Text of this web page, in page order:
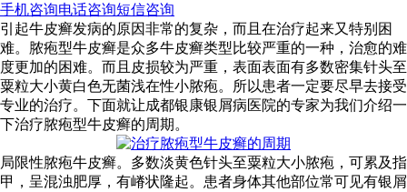
手机咨询电话咨询短信咨询
引起牛皮癣发病的原因非常的复杂，而且在治疗起来又特别困
难。脓疱型牛皮癣是众多牛皮癣类型比较严重的一种，治愈的难
度更加的困难。而且皮损较为严重，表面表面有多数密集针头至
粟粒大小黄白色无菌浅在性小脓疱。所以患者一定要尽早去接受
专业的治疗。下面就让成都银康银屑病医院的专家为我们介绍一
下治疗脓疱型牛皮癣的周期。
局限性脓疱牛皮癣。多数淡黄色针头至粟粒大小脓疱，可累及指
甲，呈混浊肥厚，有嵴状隆起。患者身体其他部位常可见有银屑